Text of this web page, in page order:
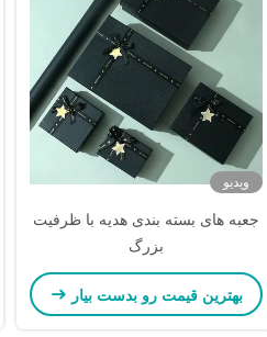
ویدیو
جعبه های بسته بندی هدیه با ظرفیت
بزرگ
بهترین قیمت رو بدست بیار